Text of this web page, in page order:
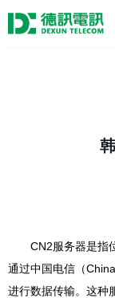
CN2服务器是指
通过中国电信（
进行数据传输。这种